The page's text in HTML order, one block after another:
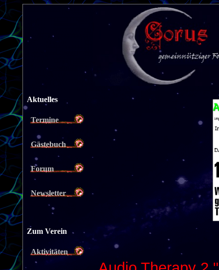
Aktuelles
Termine
Gästebuch
Forum
Newsletter
Zum Verein
Aktivitäten